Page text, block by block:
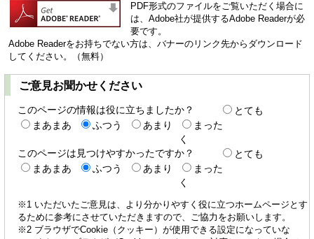
PDF形式のファイルをご覧いただく場合に
は、Adobe社が提供するAdobe Readerが必
要です。
Adobe Readerをお持ちでない方は、バナーのリンク先からダウンロード
してください。（無料）
ご意見お聞かせください
このページの情報は役に立ちましたか？
とても
まあまあ
ふつう あまり
まった
く
このページは見つけやすかったですか？
とても
まあまあ
ふつう あまり
まった
く
※1 いただいたご意見は、より分かりやすく役に立つホームページとす
るために参考にさせていただきますので、ご協力をお願いします。
※2 ブラウザでCookie（クッキー）が使用できる設定になっていな